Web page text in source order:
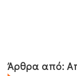
Άρθρα από: